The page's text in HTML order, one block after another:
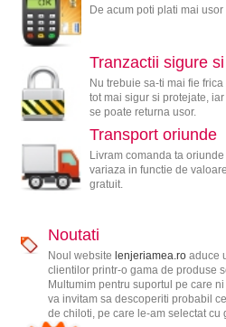
De acum poti plati mai usor
Tranzactii sigure
Nu trebuie sa-ti mai fie
tot mai sigur si protejate,
se poate returna usor.
Transport oriunde
Livram comanda ta
variaza in functie de
gratuit.
Noutati
Noul website lenjeriamea.roaduce
clientilor printr-o gama de produse
Multumim pentru suportul pe care
va invitam sa descoperiti probabil
de chiloti, pe care le-am selectat cu